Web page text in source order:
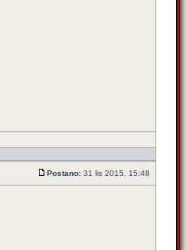
Postano: 31 lis 2015, 15:48